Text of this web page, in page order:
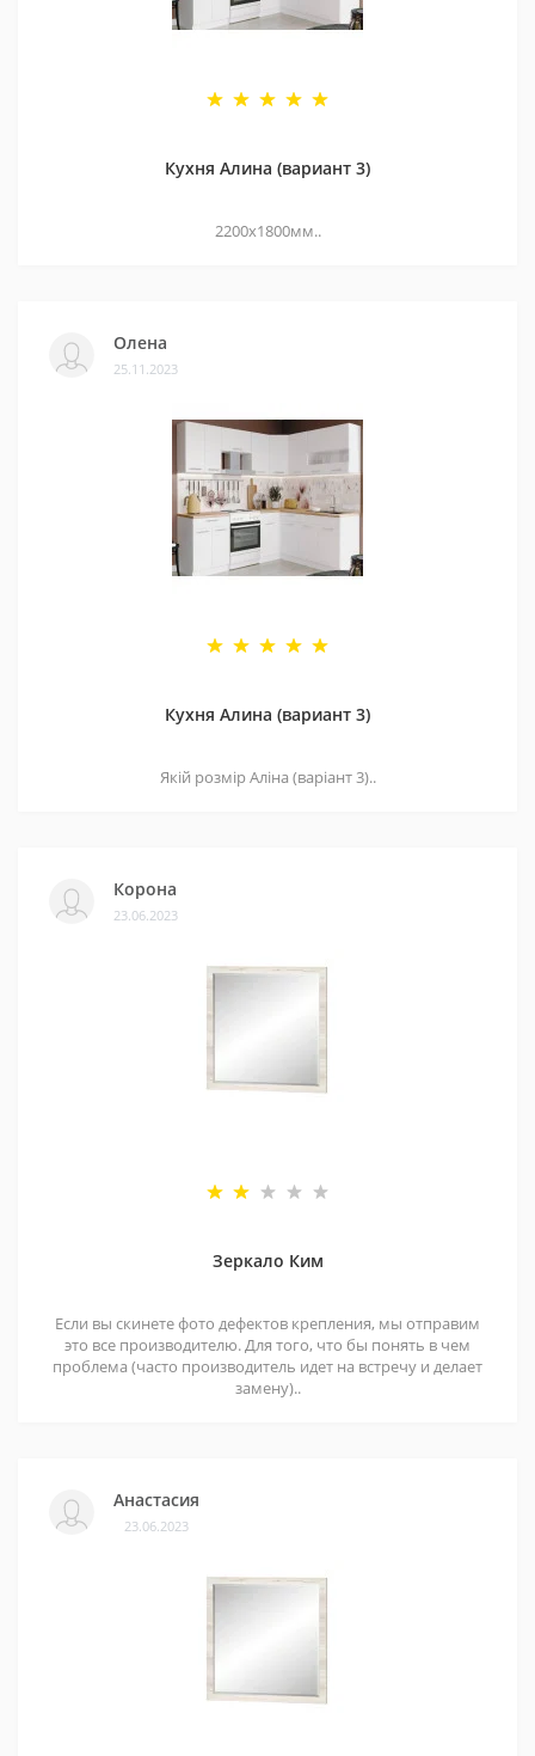
Кухня Алина (вариант 3)
2200х1800мм..
Олена
25.11.2023
Кухня Алина (вариант 3)
Якій розмір Аліна (варіант 3)..
Корона
23.06.2023
Зеркало Ким
Если вы скинете фото дефектов крепления, мы отправим
это все производителю. Для того, что бы понять в чем
проблема (часто производитель идет на встречу и делает
замену)..
Анастасия
23.06.2023